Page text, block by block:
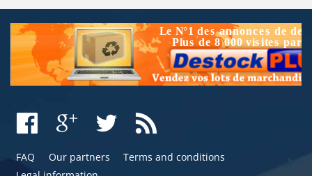
FAQ Our partners
Terms and conditions